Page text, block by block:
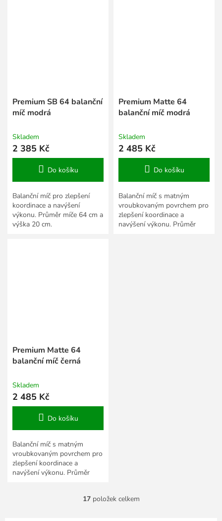
Premium SB 64 balanční
míč modrá
Skladem
2 385 Kč
Do košíku
Balanční míč pro zlepšení
koordinace a navýšení
výkonu. Průměr míče 64 cm a
výška 20 cm.
Premium Matte 64
balanční míč modrá
Skladem
2 485 Kč
Do košíku
Balanční míč s matným
vroubkovaným povrchem pro
zlepšení koordinace a
navýšení výkonu. Průměr
Premium Matte 64
balanční míč černá
Skladem
2 485 Kč
Do košíku
Balanční míč s matným
vroubkovaným povrchem pro
zlepšení koordinace a
navýšení výkonu. Průměr
O
17položek celkem